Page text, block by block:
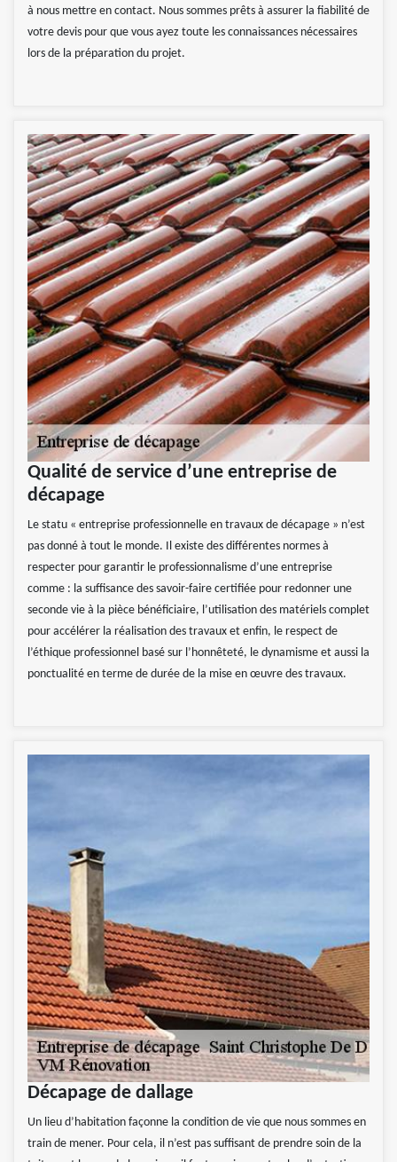
à nous mettre en contact. Nous sommes prêts à assurer la fiabilité de
votre devis pour que vous ayez toute les connaissances nécessaires
lors de la préparation du projet.
Qualité de service d’une entreprise de
décapage
Le statu « entreprise professionnelle en travaux de décapage » n’est
pas donné à tout le monde. Il existe des différentes normes à
respecter pour garantir le professionnalisme d’une entreprise
comme : la suffisance des savoir-faire certifiée pour redonner une
seconde vie à la pièce bénéficiaire, l’utilisation des matériels complet
pour accélérer la réalisation des travaux et enfin, le respect de
l’éthique professionnel basé sur l’honnêteté, le dynamisme et aussi la
ponctualité en terme de durée de la mise en œuvre des travaux.
Décapage de dallage
Un lieu d’habitation façonne la condition de vie que nous sommes en
train de mener. Pour cela, il n’est pas suffisant de prendre soin de la